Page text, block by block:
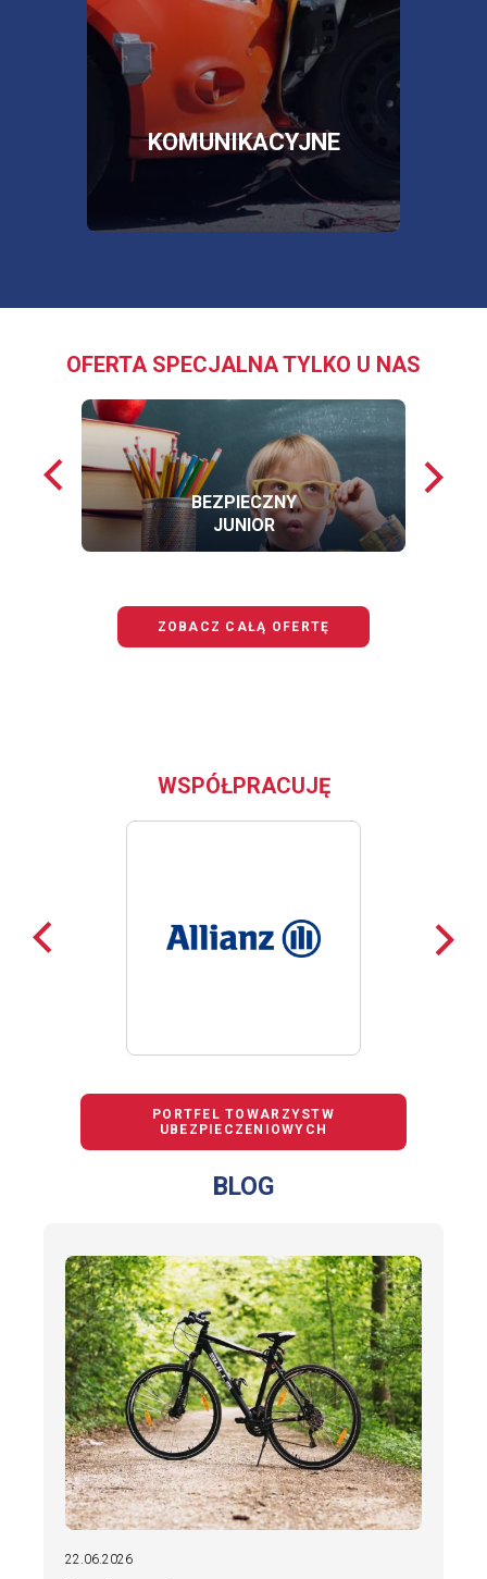
KOMUNIKACYJNE
SKLEP
OTWORZY
SIĘ
W
NOWEJ
KARCIE
OFERTA SPECJALNA TYLKO U NAS
Poprzednie
loga
BEZPIECZNY
JUNIOR
loga
ZOBACZ CAŁĄ OFERTĘ
WSPÓŁPRACUJĘ
Poprzednie
loga
loga
PORTFEL TOWARZYSTW
UBEZPIECZENIOWYCH
BLOG
22.06.2026